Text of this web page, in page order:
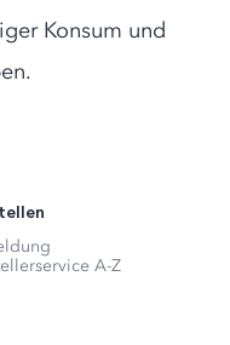
Konsum und
A-Z